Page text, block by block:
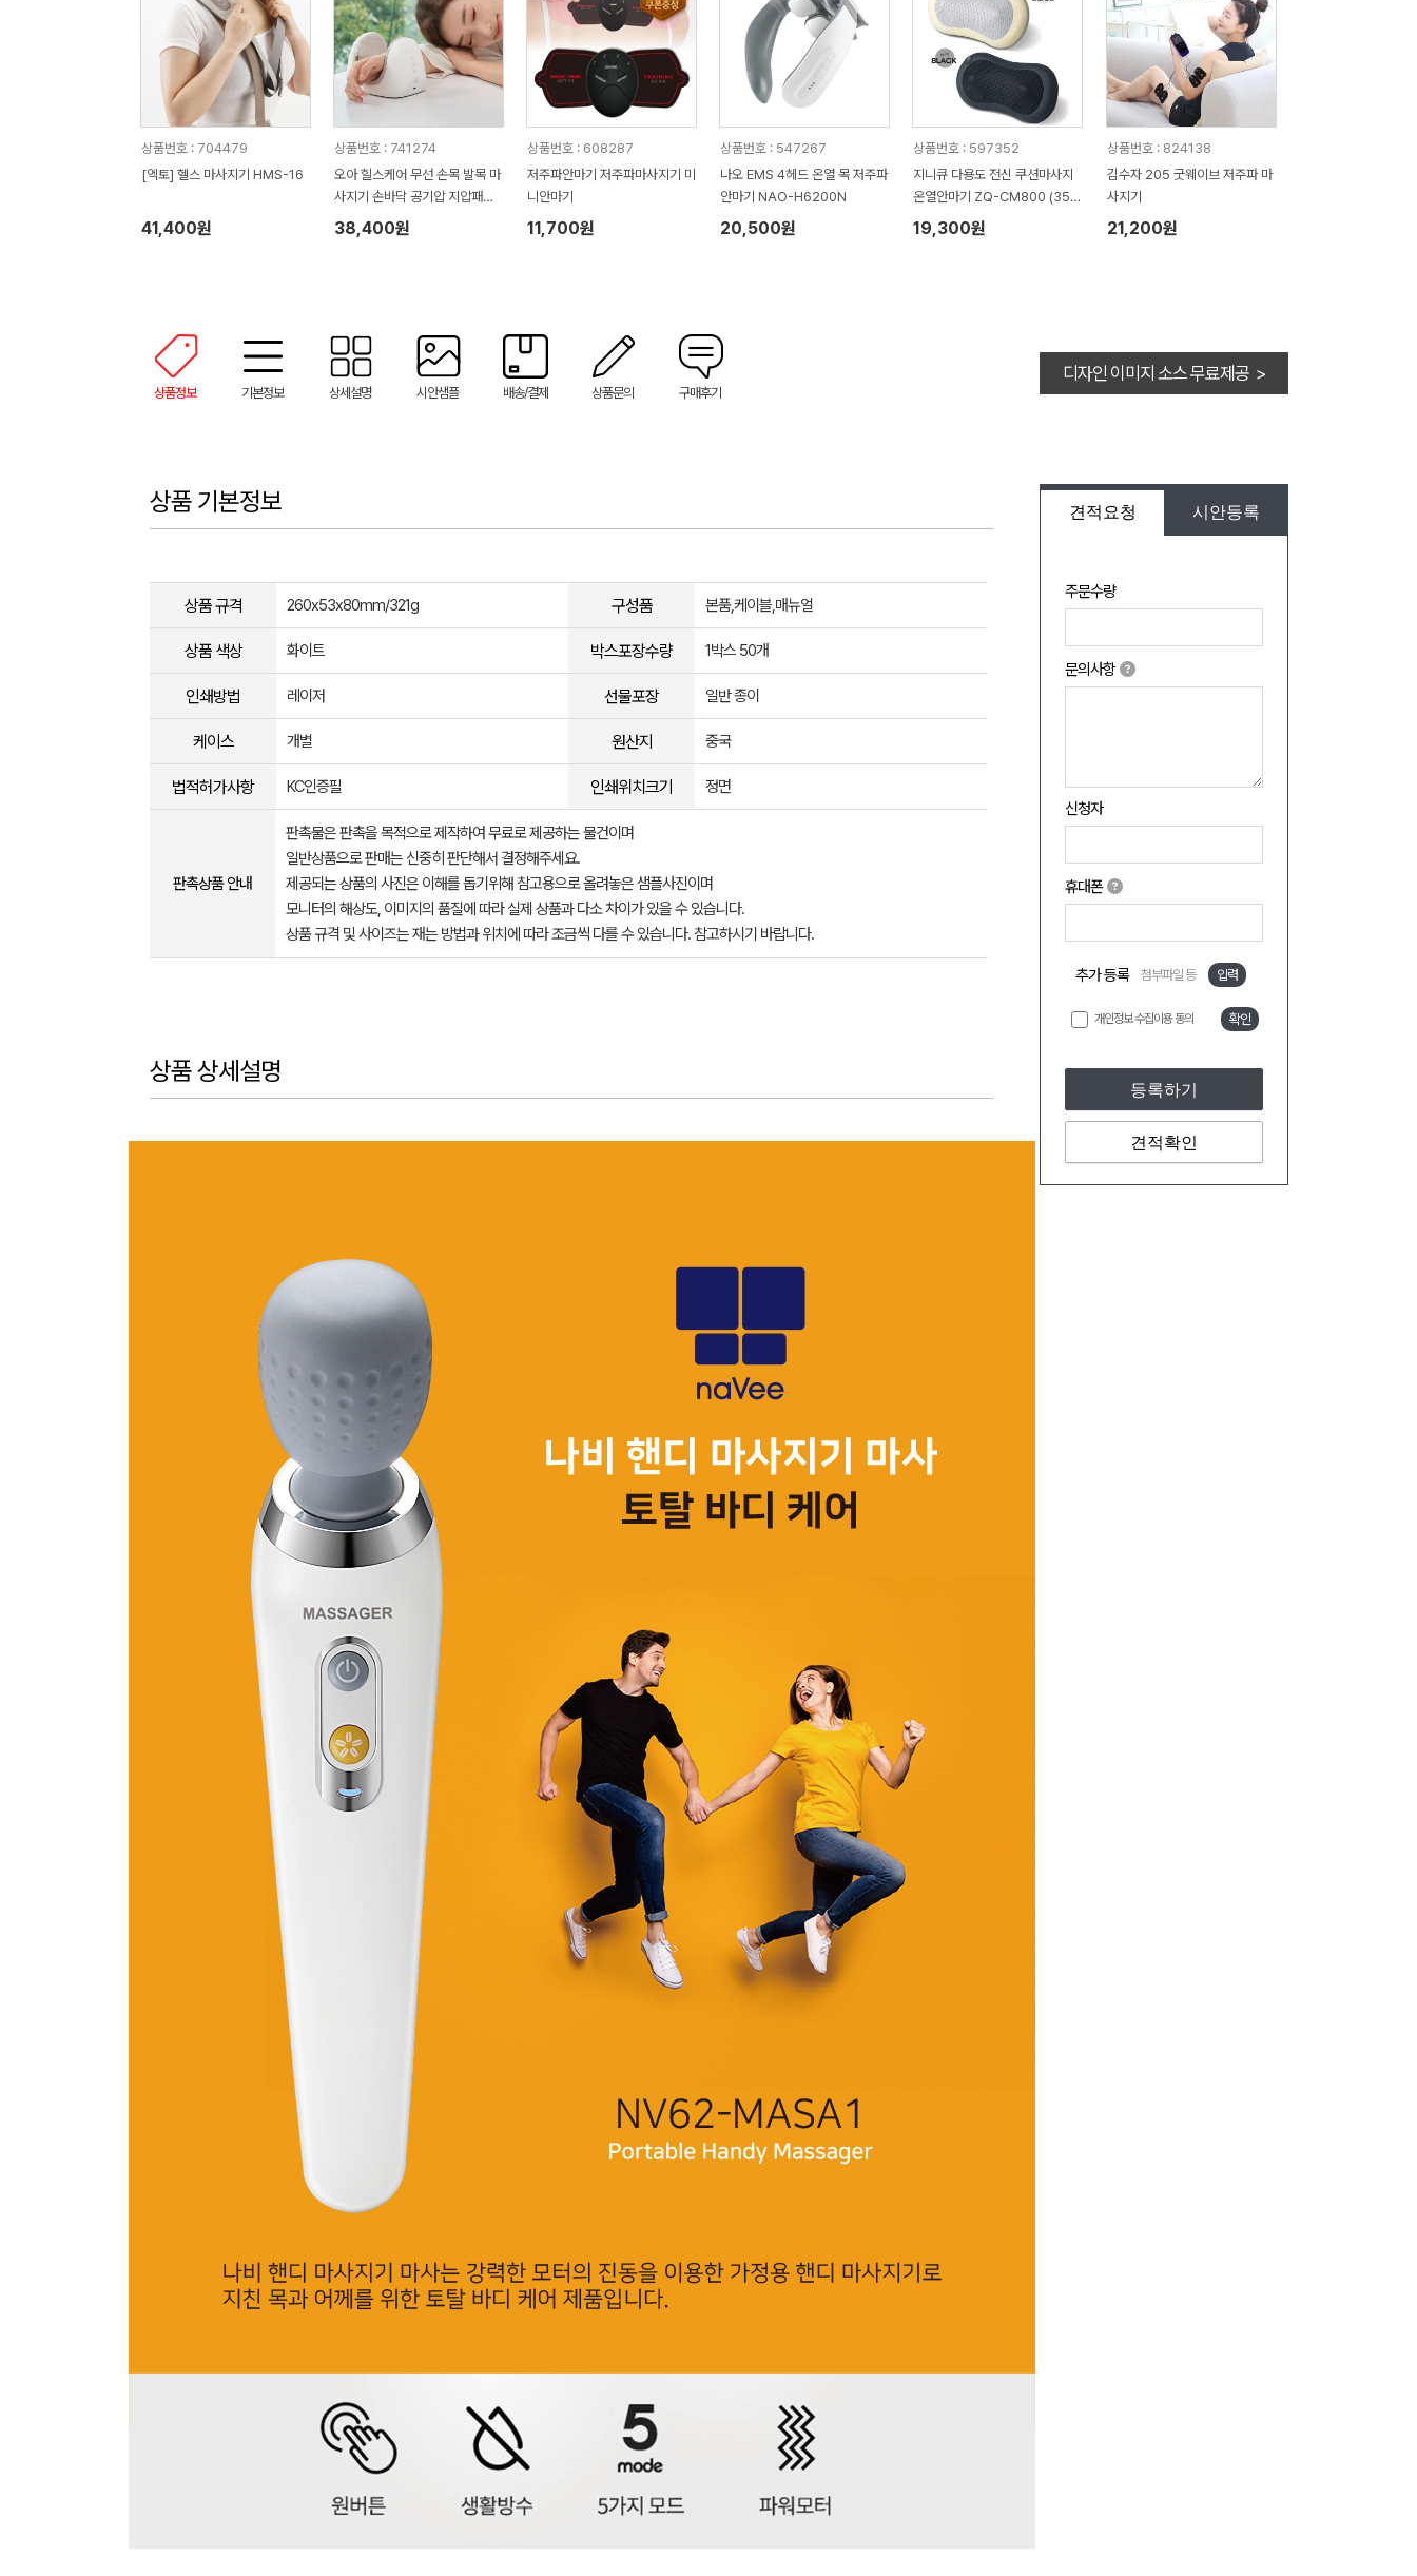
상품번호 : 704479
[엑토] 헬스 마사지기 HMS-16
41,400원
상품번호 : 741274
오아 힐스케어 무선 손목 발목 마
사지기 손바닥 공기압 지압패드
손 핸디 휴대용 안마기
38,400원
상품번호 : 608287
저주파안마기 저주파마사지기 미
니안마기
11,700원
상품번호 : 547267
나오 EMS 4헤드 온열 목 저주파
안마기 NAO-H6200N
20,500원
상품번호 : 597352
지니큐 다용도 전신 쿠션마사지
온열안마기 ZQ-CM800 (355
mm x 175mm x 100m)
19,300원
상품번호 : 824138
김수자 205 굿웨이브 저주파 마
사지기
21,200원
상품정보 기본정보 상세설명 시안샘플 배송/결제 상품문의 구매후기
디자인 이미지 소스 무료제공 >
견적요청 시안등록
주문수량
문의사항
신청자
휴대폰
추가 등록 첨부파일 등 입력
개인정보 수집이용 동의 확인
등록하기
견적확인
상품 기본정보
상품 규격 260x53x80mm/321g 구성품 본품,케이블,매뉴얼
상품 색상 화이트 박스포장수량 1박스 50개
인쇄방법 레이저 선물포장 일반 종이
케이스 개별 원산지 중국
법적허가사항 KC인증필 인쇄위치크기 정면
판촉상품 안내
판촉물은 판촉을 목적으로 제작하여 무료로 제공하는 물건이며
일반상품으로 판매는 신중히 판단해서 결정해주세요.
제공되는 상품의 사진은 이해를 돕기위해 참고용으로 올려놓은 샘플사진이며
모니터의 해상도, 이미지의 품질에 따라 실제 상품과 다소 차이가 있을 수 있습니다.
상품 규격 및 사이즈는 재는 방법과 위치에 따라 조금씩 다를 수 있습니다. 참고하시기 바랍니다.
상품 상세설명